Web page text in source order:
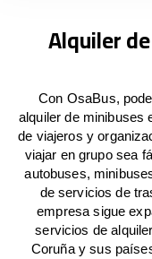
Alquiler
Con OsaBus,
alquiler de minibuses
de viajeros y
viajar en grupo sea
autobuses,
de servicios de
empresa sigue
servicios de
Coruña y sus